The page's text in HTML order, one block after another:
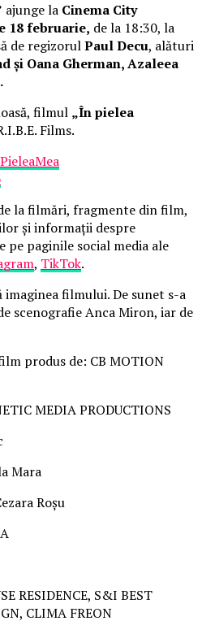
ajunge la Cinema City
18 februarie, de la 18:30, la
de regizorulPaul Decu, alături
și Oana Gherman, Azaleea
filmul „În pielea
Films.
la filmări, fragmente din film,
și informații despre
paginile social media ale
, TikTok.
imaginea filmului. De sunet s-a
scenografie Anca Miron, iar de
produs de: CB MOTION
MEDIA PRODUCTIONS
Mara
Roșu
RESIDENCE, S&I BEST
CLIMA FREON